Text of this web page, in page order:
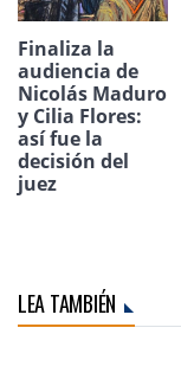
Finaliza la
audiencia de
Nicolás Maduro
y Cilia Flores:
así fue la
decisión del
juez
LEA TAMBIÉN